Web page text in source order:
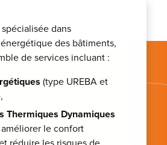
dans
des bâtiments,
de services incluant :
(type UREBA et
Thermiques Dynamiques
le confort